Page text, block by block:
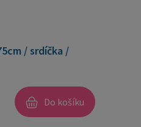
/ srdíčka /
Do košíku